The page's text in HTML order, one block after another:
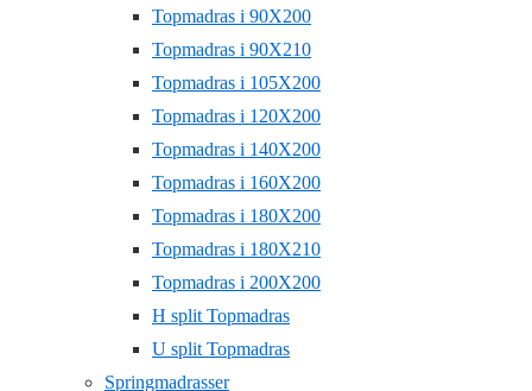
Topmadras i 90X200
Topmadras i 90X210
Topmadras i 105X200
Topmadras i 120X200
Topmadras i 140X200
Topmadras i 160X200
Topmadras i 180X200
Topmadras i 180X210
Topmadras i 200X200
H split Topmadras
U split Topmadras
Springmadrasser